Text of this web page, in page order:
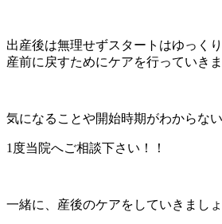
出産後は無理せずスタートはゆっく
産前に戻すためにケアを行っていきま
気になることや開始時期がわからない
1度当院へご相談下さい！！
一緒に、産後のケアをしていきましょ